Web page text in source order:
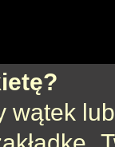
wątek